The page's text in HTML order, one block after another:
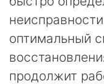
оптимальный
продолжит